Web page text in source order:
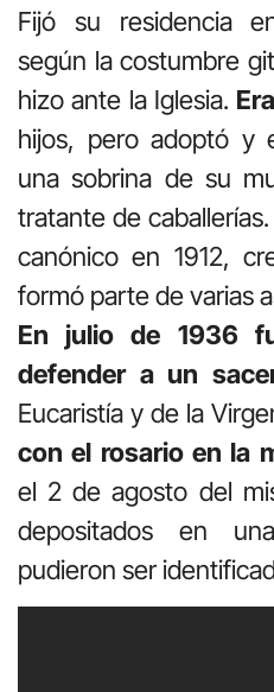
Fijó su residencia
según la costumbre
hizo ante la Iglesia.
hijos, pero adoptó y
una sobrina de su
tratante de
canónico en 1912,
formó parte de varias
En julio de 1936
defender a un
Eucaristía y de la
con el rosario en la
el 2 de agosto del
depositados en
pudieron ser